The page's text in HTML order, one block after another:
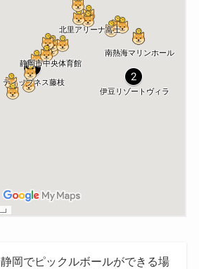
静岡でピックルボールができる場